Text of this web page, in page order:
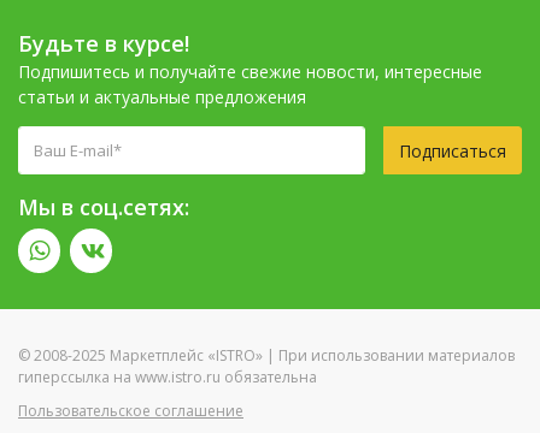
Будьте в курсе!
Подпишитесь и получайте свежие новости, интересные
статьи и актуальные предложения
Подписаться
Мы в соц.сетях:
© 2008-2025 Маркетплейс «ISTRO» | При использовании материалов
гиперссылка на www.istro.ru обязательна
Пользовательское соглашение